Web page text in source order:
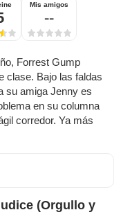
Mis amigos
--
Forrest Gump
clase. Bajo las faldas
su amiga Jenny es
en su columna
corredor. Ya más
(Orgullo y